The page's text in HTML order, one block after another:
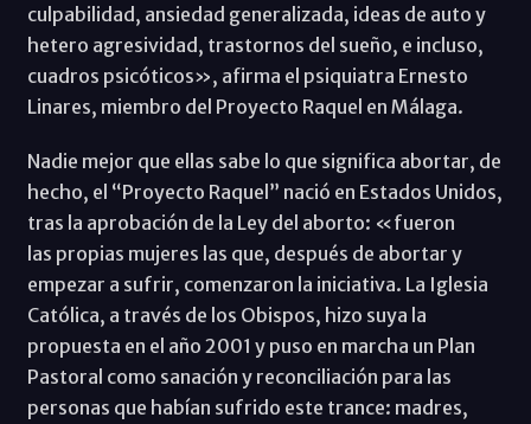
culpabilidad, ansiedad generalizada, ideas de auto y
hetero agresividad, trastornos del sueño, e incluso,
cuadros psicóticos», afirma el psiquiatra Ernesto
Linares, miembro del Proyecto Raquel en Málaga.
Nadie mejor que ellas sabe lo que significa abortar, de
hecho, el “Proyecto Raquel” nació en Estados Unidos,
tras la aprobación de la Ley del aborto: «fueron
las propias mujeres las que, después de abortar y
empezar a sufrir, comenzaron la iniciativa. La Iglesia
Católica, a través de los Obispos, hizo suya la
propuesta en el año 2001 y puso en marcha un Plan
Pastoral como sanación y reconciliación para las
personas que habían sufrido este trance: madres,